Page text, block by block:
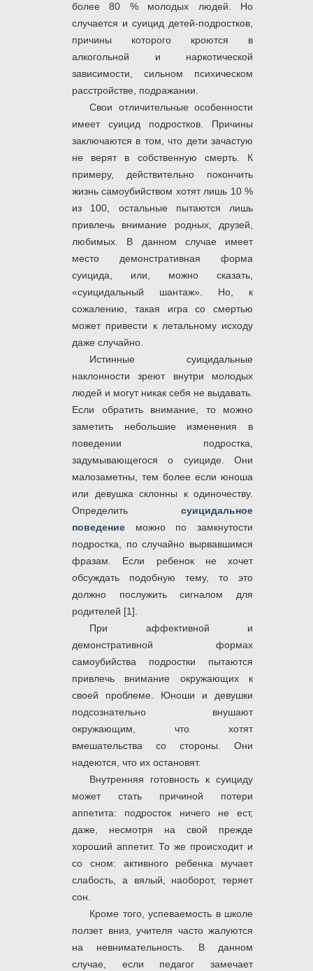
более 80 % молодых людей. Но
случается и суицид детей-подростков,
причины которого кроются в
алкогольной и наркотической
зависимости, сильном психическом
расстройстве, подражании.
Свои отличительные особенности
имеет суицид подростков. Причины
заключаются в том, что дети зачастую
не верят в собственную смерть. К
примеру, действительно покончить
жизнь самоубийством хотят лишь 10 %
из 100, остальные пытаются лишь
привлечь внимание родных, друзей,
любимых. В данном случае имеет
место демонстративная форма
суицида, или, можно сказать,
«суицидальный шантаж». Но, к
сожалению, такая игра со смертью
может привести к летальному исходу
даже случайно.
Истинные суицидальные
наклонности зреют внутри молодых
людей и могут никак себя не выдавать.
Если обратить внимание, то можно
заметить небольшие изменения в
поведении подростка,
задумывающегося о суициде. Они
малозаметны, тем более если юноша
или девушка склонны к одиночеству.
Определить суицидальное
поведение можно по замкнутости
подростка, по случайно вырвавшимся
фразам. Если ребенок не хочет
обсуждать подобную тему, то это
должно послужить сигналом для
родителей [1].
При аффективной и
демонстративной формах
самоубийства подростки пытаются
привлечь внимание окружающих к
своей проблеме. Юноши и девушки
подсознательно внушают
окружающим, что хотят
вмешательства со стороны. Они
надеются, что их остановят.
Внутренняя готовность к суициду
может стать причиной потери
аппетита: подросток ничего не ест,
даже, несмотря на свой прежде
хороший аппетит. То же происходит и
со сном: активного ребенка мучает
слабость, а вялый, наоборот, теряет
сон.
Кроме того, успеваемость в школе
ползет вниз, учителя часто жалуются
на невнимательность. В данном
случае, если педагог замечает